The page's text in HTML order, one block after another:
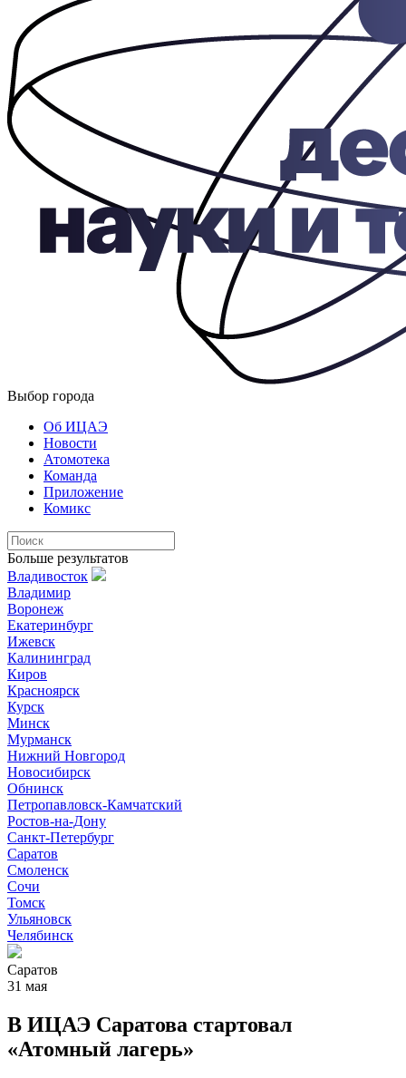
Выбор города
Об ИЦАЭ
Новости
Атомотека
Команда
Приложение
Комикс
Больше результатов
Владивосток
Владимир
Воронеж
Екатеринбург
Ижевск
Калининград
Киров
Красноярск
Курск
Минск
Мурманск
Нижний Новгород
Новосибирск
Обнинск
Петропавловск-Камчатский
Ростов-на-Дону
Санкт-Петербург
Саратов
Смоленск
Сочи
Томск
Ульяновск
Челябинск
Саратов
31 мая
В ИЦАЭ Саратова стартовал
«Атомный лагерь»